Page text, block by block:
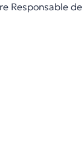
Responsable